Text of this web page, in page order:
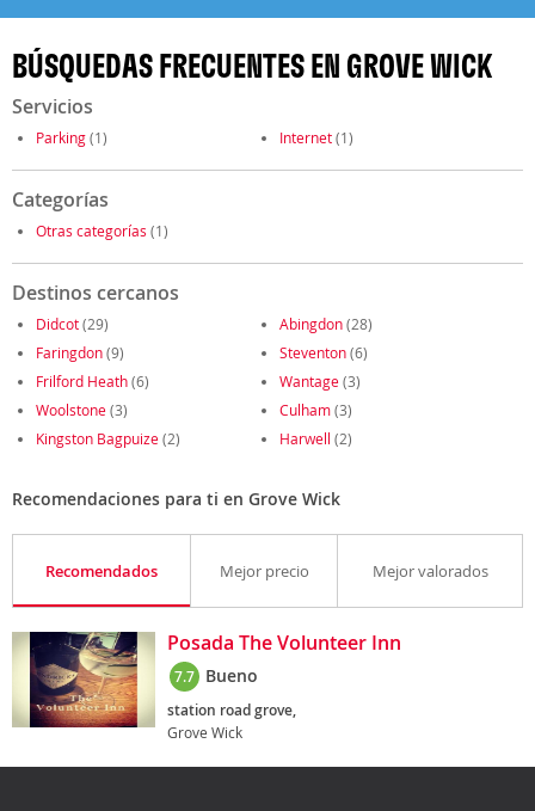
BÚSQUEDAS FRECUENTES EN GROVE WICK
Servicios
Parking(1) Internet(1)
Categorías
Otras categorías (1)
Destinos cercanos
Didcot(29) Abingdon(28)
Faringdon(9) Steventon(6)
Frilford Heath(6) Wantage(3)
Woolstone(3) Culham(3)
Kingston Bagpuize(2) Harwell (2)
Recomendaciones para ti en Grove Wick
Recomendados Mejor precio Mejor valorados
Posada The Volunteer Inn
7.7 Bueno
station road grove,
Grove Wick